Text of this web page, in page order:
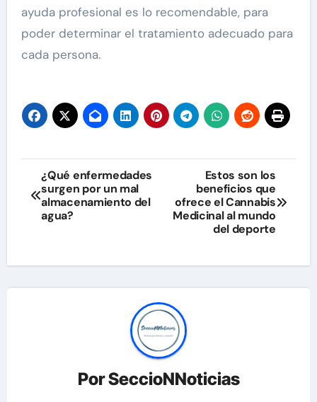
ayuda profesional es lo recomendable, para
poder determinar el tratamiento adecuado para
cada persona.
Navegación
de
entradas
¿Qué enfermedades
surgen por un mal
almacenamiento del
agua?
Estos son los
beneficios que
ofrece el Cannabis
Medicinal al mundo
del deporte
PorSeccioNNoticias